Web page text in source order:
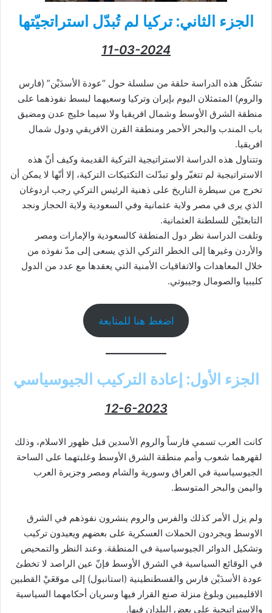
الجزء الثاني:تركيا لم تُبدّل استراتجيّتها
11-03-2024
تشكّل هذه الدراسة حلقة من سلسلة حول “عودة الأسدَيْن” (فارس
والروم) المتمثلان اليوم بإيران وتركيا وسعيهما لبسط نفوذهما على
منطقة الشرق الأوسط وشمال افريقيا ولا سيما خليج عدن ومضيق
باب المندب والبحر الأحمر ومنطقة القرن الافريقي ودول شمال
افريقيا.
وتتناول هذه الدراسة الاستراتيجية التركية القديمة وكيف أنّ هذه
الاستراتيجية لم تتغيّر ولو تبدّلت التكتيكات التركية، إلا أنّها لا يمكن أن
تخرج من سيطرة التاريخ على ذهنية الرئيس التركي رجب اردوغان
الذي يرى في مصر ولاية عثمانية وفي السعودية ولاية الحجاز ونجد
التابعتَيْن للسلطنة العثمانية.
وتلفت الدراسة نظر دول المنطقة كالسعودية والإمارات ومصر
والأردن وغيرها إلى الخطر التركي الذي يسعى إلى مدّ نفوذه من
خلال المعاهدات والاتفاقيات الأمنية التي يعقدها مع عدد من الدول
كليبيا والصومال وجيبوتي.
اضغط هنا للمتابعة
الجزء الأول: إعادة التركيب الجيوسياسي
12-6-2023
كانت العرب تسمي فارساً والروم الأسدين قبل ظهور الاسلام، وذلك
لقهرهما شعوب وأمم منطقة الشرق الأوسط وغلبتهما على الساحة
الجيوسياسية في العراق وسورية والشام ومصر وجزيرة العرب
واليمن والبحر المتوسط.
ولم يزل الأمر كذلك والفرس والروم ينشرون نفوذهم في الشرق
الاوسط ويجردون الحملات العسكرية على بعضهم ويعيدون تركيب
وتشكيل الدوائر الجيوسياسية في المنطقة. وعند النظر والتمحيص
في الوقائع السياسية في الشرق الأوسط فإنّ عين الراصد لا تخطئ
عودة الأسدَيْن فارس والقسطنطينية (استانبول) إلى موقعَيْ القطبين
الاقليميين وبلوغ منزلة صنع القرار فيها وسريان أحكامهما السياسية
والاستراتيجية على بعض البلدان فيها.